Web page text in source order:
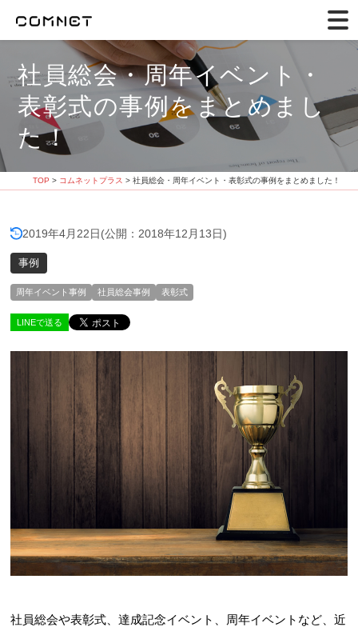
社員総会・周年イベント・
表彰式の事例をまとめまし
た！
TOP > コムネットプラス > 社員総会・周年イベント・表彰式の事例をまとめました！
2019年4月22日(公開：2018年12月13日)
事例
周年イベント事例 社員総会事例 表彰式
LINEで送る
社員総会や表彰式、達成記念イベント、周年イベントなど、近